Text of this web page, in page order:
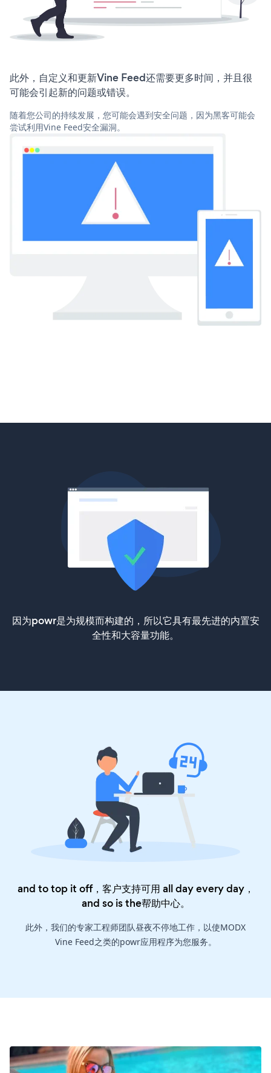
此外，自定义和更新Vine Feed还需要更多时间，并且很
可能会引起新的问题或错误。
随着您公司的持续发展，您可能会遇到安全问题，因为黑客可能会
尝试利用Vine Feed安全漏洞。
因为powr是为规模而构建的，所以它具有最先进的内置安
全性和大容量功能。
and to top it off，客户支持可用 all day every day，
and so is the帮助中心。
此外，我们的专家工程师团队昼夜不停地工作，以使MODX
Vine Feed之类的powr应用程序为您服务。